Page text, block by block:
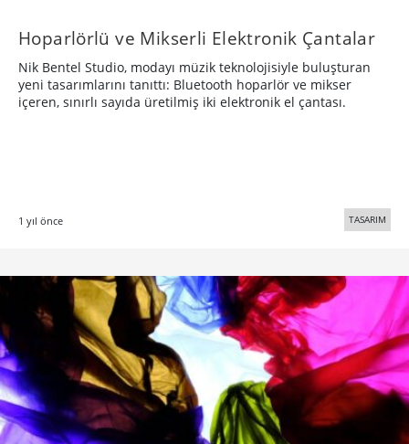
Hoparlörlü ve Mikserli Elektronik Çantalar
Nik Bentel Studio, modayı müzik teknolojisiyle buluşturan
yeni tasarımlarını tanıttı: Bluetooth hoparlör ve mikser
içeren, sınırlı sayıda üretilmiş iki elektronik el çantası.
1 yıl önce TASARIM